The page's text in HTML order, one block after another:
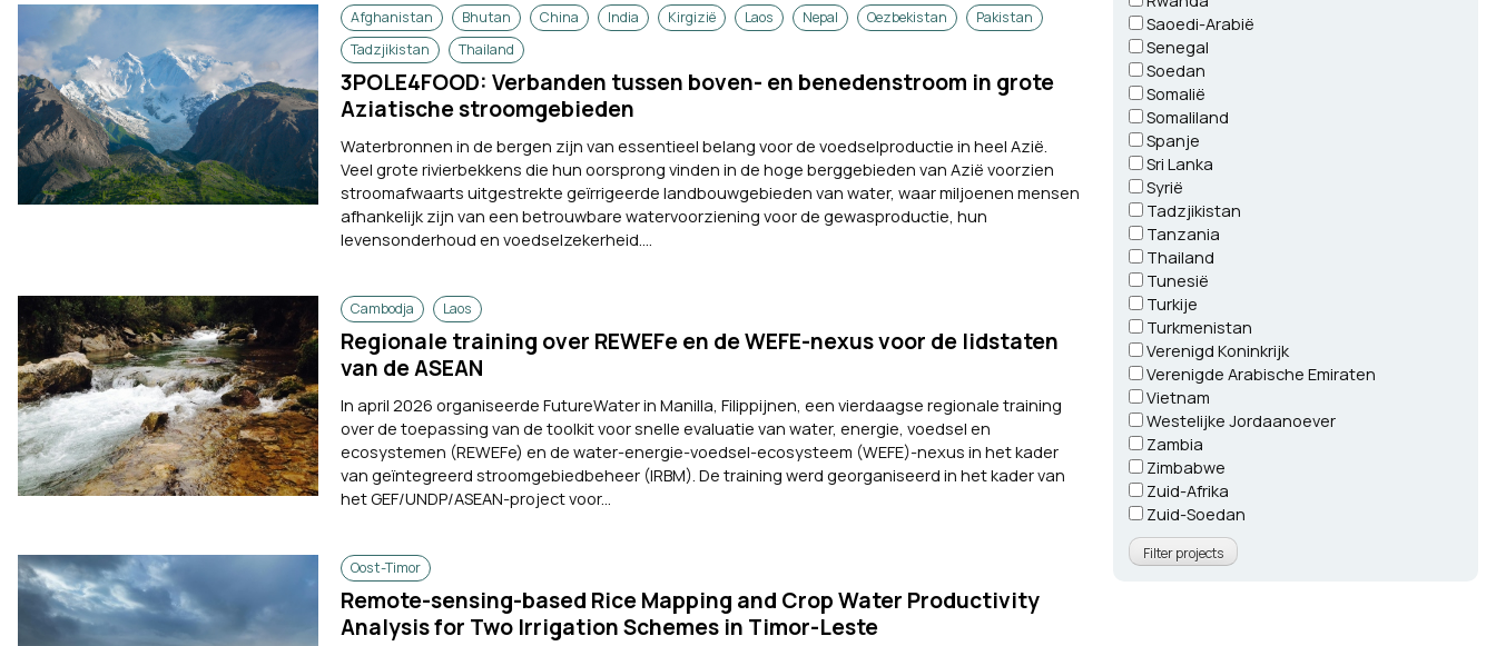
Afghanistan Bhutan China India Kirgizië Laos Nepal Oezbekistan
Pakistan
Tadzjikistan
Thailand
3POLE4FOOD: Verbanden tussen boven- en benedenstroom in grote
Aziatische stroomgebieden
Waterbronnen in de bergen zijn van essentieel belang voor de voedselproductie in heel Azië.
Veel grote rivierbekkens die hun oorsprong vinden in de hoge berggebieden van Azië voorzien
stroomafwaarts uitgestrekte geïrrigeerde landbouwgebieden van water, waar miljoenen mensen
afhankelijk zijn van een betrouwbare watervoorziening voor de gewasproductie, hun
levensonderhoud en voedselzekerheid....
Cambodja Laos
Regionale training over REWEFe en de WEFE-nexus voor de lidstaten
van de ASEAN
In april 2026 organiseerde FutureWater in Manilla, Filippijnen, een vierdaagse regionale training
over de toepassing van de toolkit voor snelle evaluatie van water, energie, voedsel en
ecosystemen (REWEFe) en de water-energie-voedsel-ecosysteem (WEFE)-nexus in het kader
van geïntegreerd stroomgebiedbeheer (IRBM). De training werd georganiseerd in het kader van
het GEF/UNDP/ASEAN-project voor...
Oost-Timor
Remote-sensing-based Rice Mapping and Crop Water Productivity
Analysis for Two Irrigation Schemes in Timor-Leste
Saoedi-Arabië
Senegal
Soedan
Somalië
Somaliland
Spanje
Sri Lanka
Syrië
Tadzjikistan
Tanzania
Thailand
Tunesië
Turkije
Turkmenistan
Verenigd Koninkrijk
Verenigde Arabische Emiraten
Vietnam
Westelijke Jordaanoever
Zambia
Zimbabwe
Zuid-Afrika
Zuid-Soedan